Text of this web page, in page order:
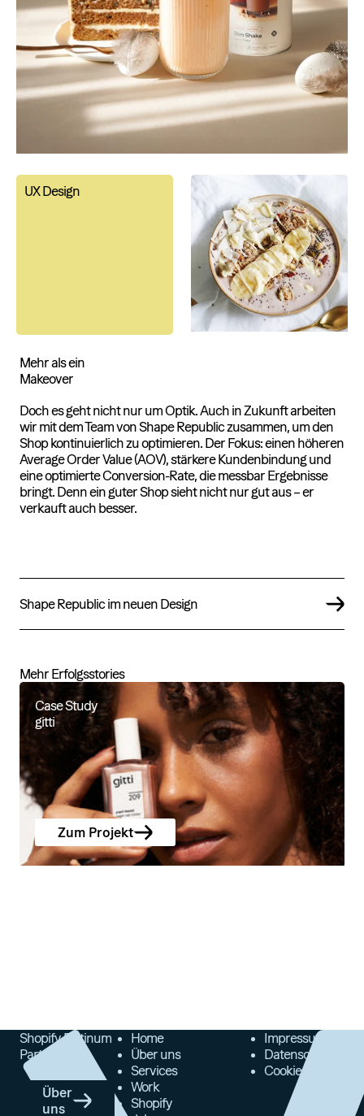
UX Design
Mehr als ein
Makeover
Doch es geht nicht nur um Optik. Auch in Zukunft arbeiten
wir mit dem Team von Shape Republic zusammen, um den
Shop kontinuierlich zu optimieren. Der Fokus: einen höheren
Average Order Value (AOV), stärkere Kundenbindung und
eine optimierte Conversion-Rate, die messbar Ergebnisse
bringt. Denn ein guter Shop sieht nicht nur gut aus – er
verkauft auch besser.
Shape Republic im neuen Design
Mehr Erfolgsstories
Case Study
gitti
Zum Projekt
Shopify Platinum
Partner
Über
uns
Home
Über uns
Services
Work
Shopify
Impressum
Datenschutz
Cookies